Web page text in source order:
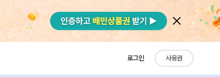
로그인 사용권